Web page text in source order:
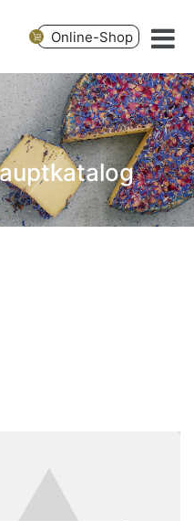
Online-Shop